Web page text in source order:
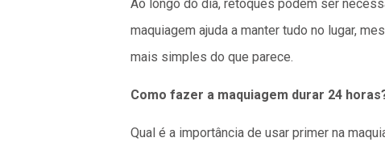
Ao longo do dia, retoques podem ser
maquiagem ajuda a manter tudo no lugar,
mais simples do que parece.
Como fazer a maquiagem durar 24
Qual é a importância de usar primer na